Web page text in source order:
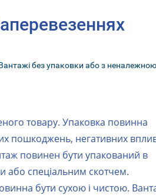
без упаковки або з неналежною
товару. Упаковка повинна
пошкоджень, негативних
повинен бути упакований в
або спеціальним скотчем.
бути сухою і чистою.